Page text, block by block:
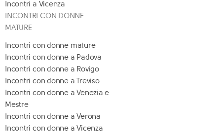
Incontri a Vicenza
INCONTRI CON DONNE
MATURE
Incontri con donne mature
Incontri con donne a Padova
Incontri con donne a Rovigo
Incontri con donne a Treviso
Incontri con donne a Venezia e
Mestre
Incontri con donne a Verona
Incontri con donne a Vicenza